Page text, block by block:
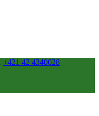
+421 42 4340028